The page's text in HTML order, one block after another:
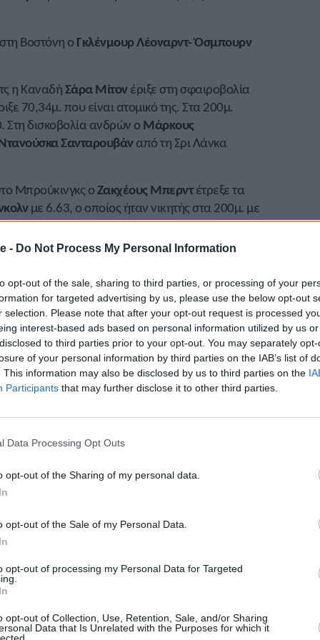
- Do Not Process My Personal Information
opt-out of the sale, sharing to third parties, or processing of your
for targeted advertising by us, please use the below opt-out
selection. Please note that after your opt-out request is processed
interest-based ads based on personal information utilized by us
to third parties prior to your opt-out. You may separately
of your personal information by third parties on the IAB’s list of
This information may also be disclosed by us to third parties on the
Participants that may further disclose it to other third parties.
Data Processing Opt Outs
opt-out of the Sharing of my personal data.
opt-out of the Sale of my Personal Data.
opt-out of processing my Personal Data for Targeted
opt-out of Collection, Use, Retention, Sale, and/or Sharing
Data that Is Unrelated with the Purposes for which it
Βοστόνη ο Γκλένμουρ Λέοναρντ- Όσμπουρν
η ΚαναδήΣάρα Μίτονέριξε στη σφαιροβολία
70,34μ. που είναι ατομικό της. Στα 200μ.
δισκοβολία ανδρών ο Μάρκους
Σανταρουβάναπό τη Σρι Λάνκα
Μπρούκινγκς οΖακχέους Μπερντέτρεξε τα
με 6.63, ο οποίος ήταν νικητής στα 200μ. με
με 46.37.
πρώην παγκόσμια πρωταθλήτρια
ΚενυάτηΜάικλ Σαρούνι με 1.47.21. Στα 3.000μ. η
Ακόμη στα 60μ. πρώτη ήταν η Καναδή
ο ΠορτορικανόςΜάιλς Λιούιςμε 6.64 που
και Τομπάγκο κέρδισε τον τίτλο στα 60μ.
Δεύτερος ήταν οΚεσόν Μπλακμε 6.64,
που έγινε στο Τζάκσονβιλ νικητής ήταν ο
επιδόσεις από Κουβανούς αθλητές. Ο
ο
στο δίσκο νικήτρια ήταν ηΣιλίντα Μοράλες
σφαιροβολία 19,10μ. και βελτίωσε το ατομικό
στην τελευταία ημέρα του
στο Χάστινγκς. Καλές επιδόσεις από τους